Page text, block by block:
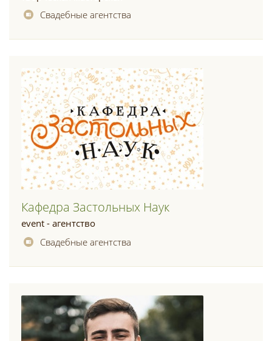
Свадебные агентства
Кафедра Застольных Наук
event - агентство
Свадебные агентства